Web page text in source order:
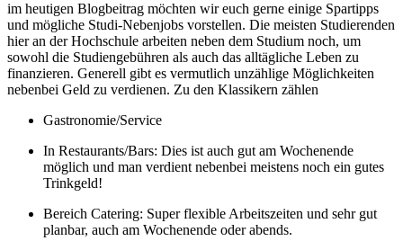
im heutigen Blogbeitrag möchten wir euch gerne einige Spartipps
und mögliche Studi-Nebenjobs vorstellen. Die meisten Studierenden
hier an der Hochschule arbeiten neben dem Studium noch, um
sowohl die Studiengebühren als auch das alltägliche Leben zu
finanzieren. Generell gibt es vermutlich unzählige Möglichkeiten
nebenbei Geld zu verdienen. Zu den Klassikern zählen
Gastronomie/Service
In Restaurants/Bars: Dies ist auch gut am Wochenende
möglich und man verdient nebenbei meistens noch ein gutes
Trinkgeld!
Bereich Catering: Super flexible Arbeitszeiten und sehr gut
planbar, auch am Wochenende oder abends.